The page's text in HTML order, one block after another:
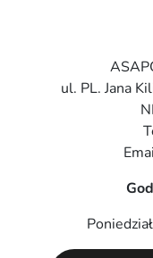
ul. PL. Jana